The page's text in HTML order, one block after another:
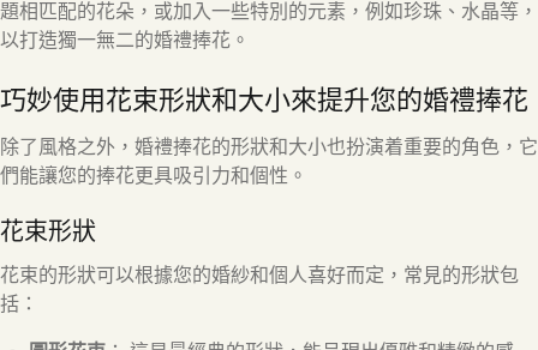
題相匹配的花朵，或加入一些特別的元素，例如珍珠、水晶等，
以打造獨一無二的婚禮捧花。
巧妙使用花束形狀和大小來提升您的婚禮捧花
除了風格之外，婚禮捧花的形狀和大小也扮演着重要的角色，它
們能讓您的捧花更具吸引力和個性。
花束形狀
花束的形狀可以根據您的婚紗和個人喜好而定，常見的形狀包
括：